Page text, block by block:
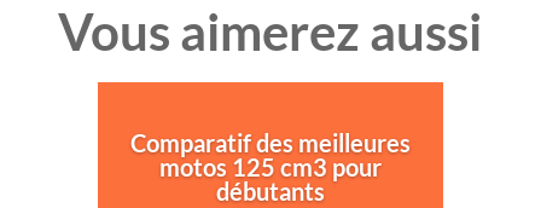
Vous aimerez aussi
Comparatif des meilleures
motos 125 cm3 pour
débutants